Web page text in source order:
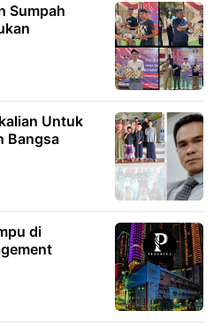
Sumpah
Untuk
Bangsa
di